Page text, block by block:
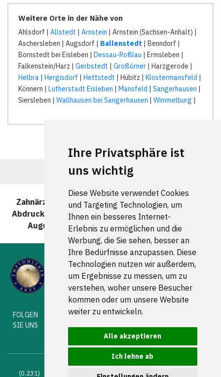
Ihre Privatsphäre ist
uns wichtig
Diese Website verwendet Cookies
und Targeting Technologien, um
Ihnen ein besseres Internet-
Erlebnis zu ermöglichen und die
Werbung, die Sie sehen, besser an
Ihre Bedürfnisse anzupassen. Diese
Technologien nutzen wir außerdem,
um Ergebnisse zu messen, um zu
verstehen, woher unsere Besucher
kommen oder um unsere Website
weiter zu entwickeln.
Alle akzeptieren
Ich lehne ab
Weitere Orte in der Nähe von
Ahlsdorf | Allstedt | Arnstein | Arnstein (Sachsen-Anhalt) |
Aschersleben | Augsdorf | Ballenstedt | Benndorf |
Bornstedt bei Eisleben | Dessau-Roßlau | Ermsleben |
Falkenstein/Harz | Gerbstedt | Großörner | Harzgerode |
Helbra | Hergisdorf | Hettstedt | Hübitz | Klostermansfeld |
Könnern | Lutherstadt Eisleben | Mansfeld | Sangerhausen |
Siersleben | Wallhausen bei Sangerhausen | Wimmelburg |
Zahnärzte und Zahnärztinnen für berührungslose
Abdrucknahme in Ballenstedt wurde zuletzt am 10.
August 2026 um 00:00:08 Uhr aktualisiert.
FOLGEN
SIE UNS
(0.231) © 2004 - 2026 DEV AG |Zahnarztsuche|Zahnärzte in